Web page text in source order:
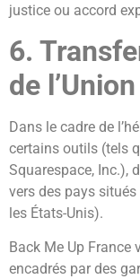
justice ou accord
6.
de
Dans le cadre de
certains outils (tels
Squarespace, Inc.),
vers des pays
les États-Unis).
Back Me Up
encadrés par des